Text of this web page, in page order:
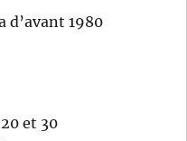
d’avant 1980
et 30